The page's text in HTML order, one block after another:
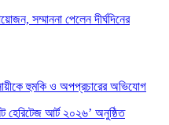
সম্মাননা পেলেন দীর্ঘদিনের
হুমকি ও অপপ্রচারের অভিযোগ
হেরিটেজ আর্ট ২০২৬’ অনুষ্ঠিত